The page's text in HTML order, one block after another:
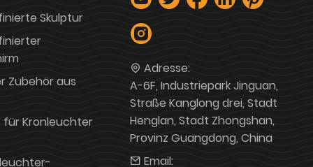
Skulptur
Zubehör aus
für Kronleuchter
Adresse:
A-6F, Industriepark Jinguan,
Straße Kanglong drei, Stadt
Henglan, Stadt Zhongshan,
Provinz Guangdong, China
Email: